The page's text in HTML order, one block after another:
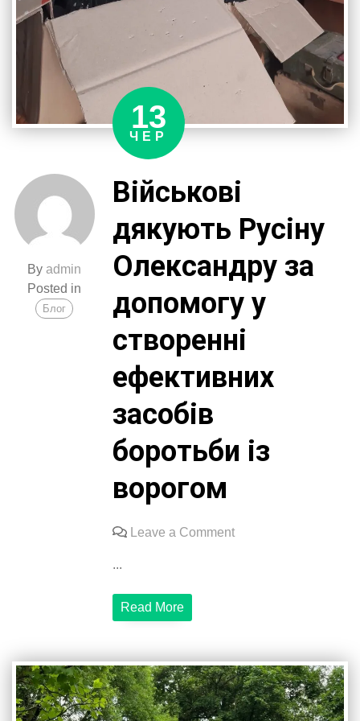
13
ЧЕР
Byadmin
Posted in
Блог
Військові
дякують Русіну
Олександру за
допомогу у
створенні
ефективних
засобів
боротьби із
ворогом
Leave a Commenton
у
створенні
ефективних
...
Read More